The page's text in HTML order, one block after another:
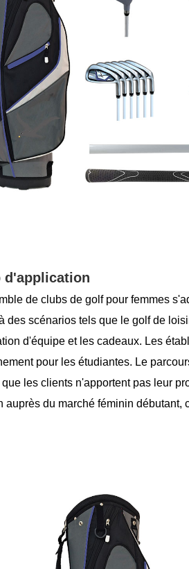
d'application
de clubs de golf pour femmes
des scénarios tels que le golf de
d'équipe et les cadeaux. Les
pour les étudiantes. Le
les clients n'apportent pas leur
auprès du marché féminin